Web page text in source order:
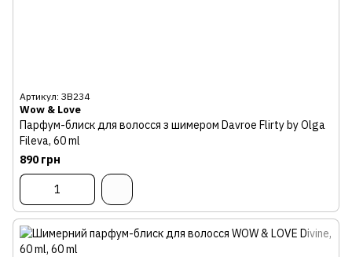
Артикул: ЗВ234
Wow & Love
Парфум-блиск для волосся з шимером Davroe Flirty by Olga
Fileva, 60 ml
890 грн